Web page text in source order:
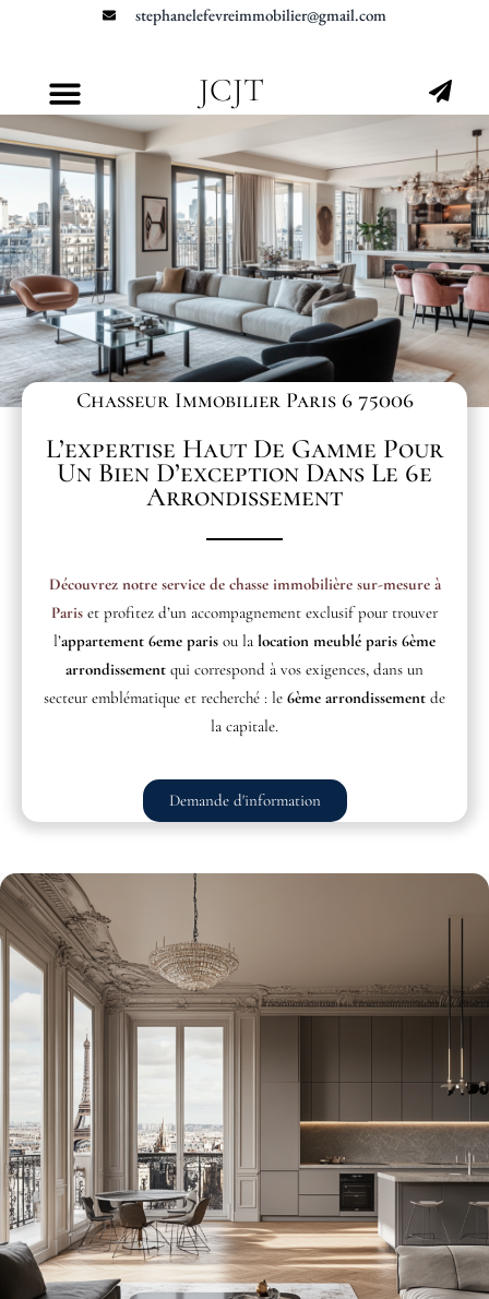
stephanelefevreimmobilier@gmail.com
JCJT
Chasseur Immobilier Paris 6 75006
L’expertise Haut De Gamme Pour
Un Bien D’exception Dans Le 6e
Arrondissement
Découvrez notre service de chasse immobilière sur-mesure à
Paris et profitez d’un accompagnement exclusif pour trouver
l’appartement 6eme paris ou la location meublé paris 6ème
arrondissement qui correspond à vos exigences, dans un
secteur emblématique et recherché : le 6ème arrondissement de
la capitale.
Demande d'information